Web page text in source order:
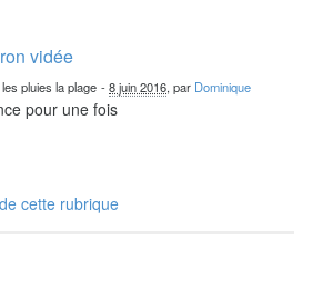
vidée
pluies la plage -8 juin 2016, par Dominique
pour une fois
cette rubrique